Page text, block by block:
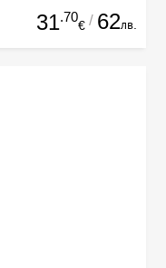
31.70
€ / 62лв.